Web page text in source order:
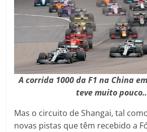
A corrida 1000 da F1 na China
teve muito
Mas o circuito de Shangai, tal
novas pistas que têm recebido a